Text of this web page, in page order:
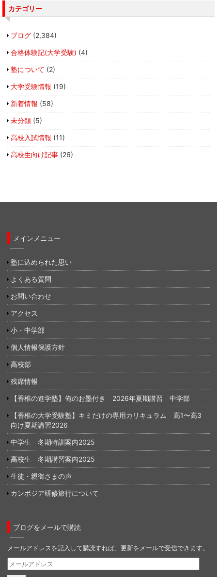
カテゴリー
ブログ (2,384)
合格体験記(大学受験) (4)
塾について (2)
大学受験情報 (19)
新着情報 (58)
未分類 (5)
高校入試情報 (11)
高校生向け記事 (26)
メインメニュー
塾に込められた思い
よくある質問
お問い合わせ
アクセス
小・中学部
個人情報保護方針
高校部
残席情報
【香椎の進学塾】俺のお墨付き 2026年夏期講習 中学部
【香椎の大学受験塾】キミだけの専用カリキュラム 高1〜高3
向け夏期講習2026
中学生 冬期特訓案内2025
高校生 冬期講習案内2025
生徒・親御さまの声
カンボジア研修旅行について
ブログをメールで購読
メールアドレスを記入して購読すれば、更新をメールで受信できます。
メ
ー